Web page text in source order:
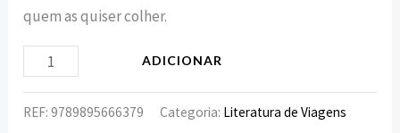
quem as quiser colher.
ADICIONAR
REF:9789895666379 Categoria: Literatura de Viagens